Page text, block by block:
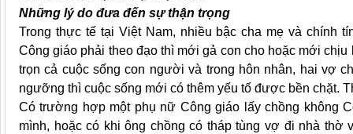
Những lý do đưa đến sự thận trọng
Trong thực tế tại Việt Nam, nhiều bậc cha mẹ và chính
Công giáo phải theo đạo thì mới gả con cho hoặc mới
trọn cả cuộc sống con người và trong hôn nhân, hai vợ
ngưỡng thì cuộc sống mới có thêm yếu tố được bền chặt.
Có trường hợp một phụ nữ Công giáo lấy chồng không
mình, hoặc có khi ông chồng có tháp tùng vợ đi nhà